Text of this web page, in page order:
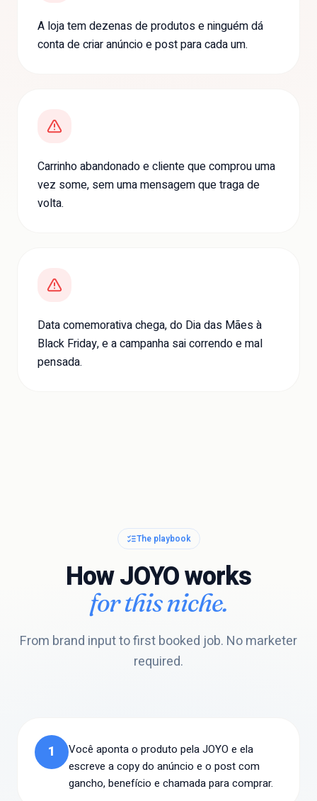
A loja tem dezenas de produtos e ninguém dá
conta de criar anúncio e post para cada um.
Carrinho abandonado e cliente que comprou uma
vez some, sem uma mensagem que traga de
volta.
Data comemorativa chega, do Dia das Mães à
Black Friday, e a campanha sai correndo e mal
pensada.
The playbook
How JOYO works
for this niche.
From brand input to first booked job. No marketer
required.
1
Você aponta o produto pela JOYO e ela
escreve a copy do anúncio e o post com
gancho, benefício e chamada para comprar.